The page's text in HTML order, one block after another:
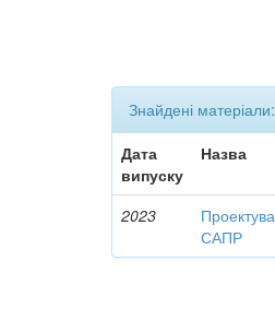
Знайдені матеріали:
Дата
випуску
Назва
2023
САПР